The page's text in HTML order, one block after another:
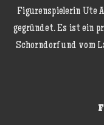
Figurenspielerin Ute
gegründet. Es ist ein
Schorndorf und vom